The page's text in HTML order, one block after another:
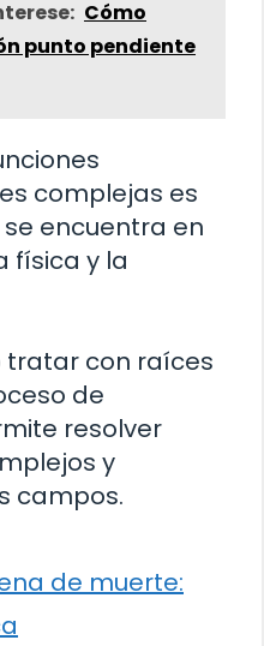
Cómo
punto pendiente
complejas es
encuentra en
física y la
con raíces
de
resolver
y
campos.
de muerte: